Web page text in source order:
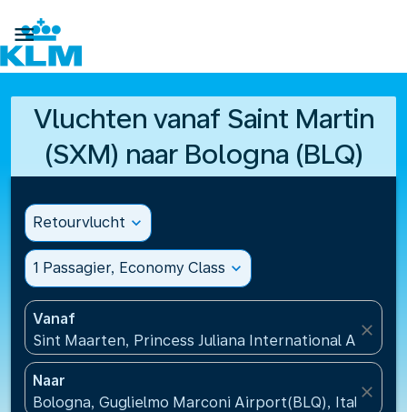

Vluchten vanaf Saint Martin
(SXM) naar Bologna (BLQ)
Retourvlucht expand_more
1 Passagier, Economy Class expand_more
Vanaf
Sint Maarten, Princess Juliana International
close
Naar
Bologna, Guglielmo Marconi Airport(BLQ), Italië
close